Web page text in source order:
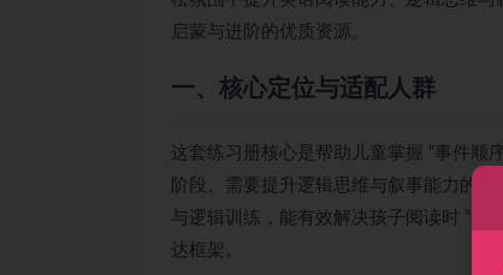
启蒙与进阶的优质资源。
一、核心定位与适配人群
这套练习册核心是帮助儿童掌握 “事件顺
阶段、需要提升逻辑思维与叙事能力的
与逻辑训练，能有效解决孩子阅读时 “抓
达框架。